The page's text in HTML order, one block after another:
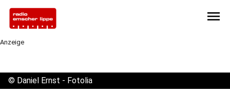
menu
Anzeige
© Daniel Ernst - Fotolia